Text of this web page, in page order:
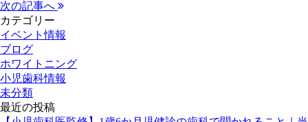
次の記事へ
カテゴリー
イベント情報
ブログ
ホワイトニング
小児歯科情報
未分類
最近の投稿